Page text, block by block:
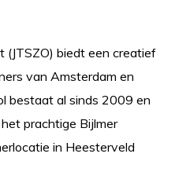
(JTSZO) biedt een creatief
van Amsterdam en
bestaat al sinds 2009 en
prachtige Bijlmer
in Heesterveld